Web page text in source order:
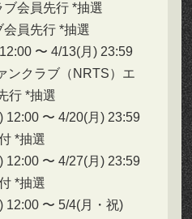
会員先行 *抽選
員先行 *抽選
〜 4/13(⽉) 23:59
ンクラブ（NRTS）エ
行 *抽選
12:00 〜 4/20(⽉) 23:59
*抽選
12:00 〜 4/27(⽉) 23:59
*抽選
12:00 〜 5/4(⽉・祝)